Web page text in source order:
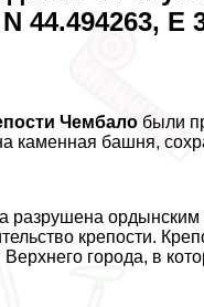
44.494263, E
Чембало были
каменная башня,
разрушена ордынским
крепости.
города, в